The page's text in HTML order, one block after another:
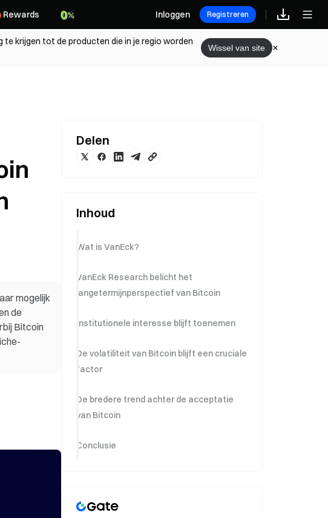
Rewards Inloggen Registreren
te krijgen tot de producten die in je regio worden
Wissel van site
mogelijk
de
Bitcoin
Delen
Inhoud
Wat is VanEck?
VanEck Research belicht het
langetermijnperspectief van Bitcoin
Institutionele interesse blijft toenemen
De volatiliteit van Bitcoin blijft een cruciale
factor
De bredere trend achter de acceptatie
van Bitcoin
Conclusie